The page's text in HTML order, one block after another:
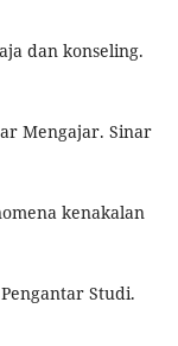
dan konseling.
Mengajar. Sinar
kenakalan
Studi.